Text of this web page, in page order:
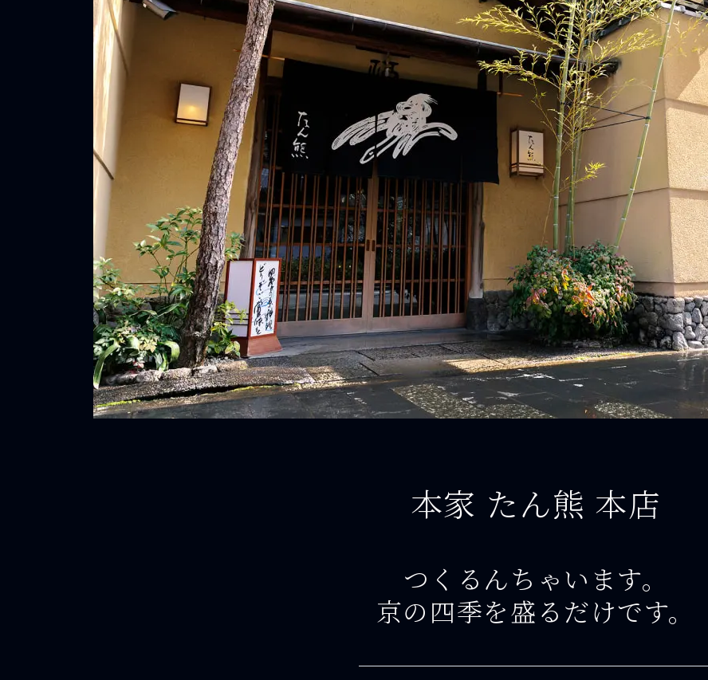
本家 たん熊 本店
つくるんちゃいます。
京の四季を盛るだけです。